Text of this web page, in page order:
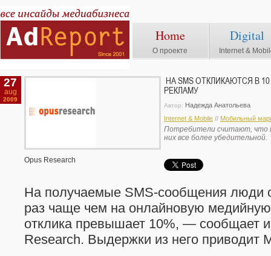
Home
О проекте
Digital
Internet &
27
aug
2009
Opus Research
НА SMS ОТКЛИКАЮТСЯ В
РЕКЛАМУ
Автор: Надежда Анатольева
Internet & Mobile // Мобильный
Потребители считают, что
них все более убедительной.
На получаемые SMS-сообщения люди
раз чаще чем на онлайновую
отклика превышает 10%, — сообщает
Research. Выдержки из него приводит